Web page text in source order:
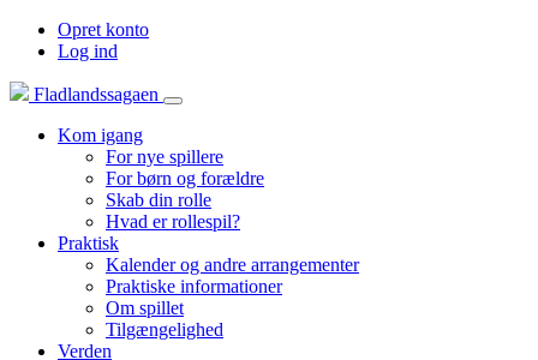
Opret konto
Log ind
Fladlandssagaen
Kom igang
For nye spillere
For børn og forældre
Skab din rolle
Hvad er rollespil?
Praktisk
Kalender og andre arrangementer
Praktiske informationer
Om spillet
Tilgængelighed
Verden